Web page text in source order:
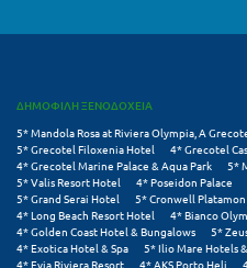
Μαραθώνας Αττικής
Μεσολόγγι
Μεσσηνία
Μετέωρα
ΔΗΜΟΦΙΛΗ ΞΕΝΟΔΟΧΕΙΑ
5* Mandola Rosa at Riviera Olympia, A
5* Grecotel Filoxenia Hotel
4* Grecotel
4* Grecotel Marine Palace & Aqua Park
5*
5* Valis Resort Hotel
4* Poseidon Palace
5* Grand Serai Hotel
5* Cronwell
4* Long Beach Resort Hotel
4* Bianco
4* Golden Coast Hotel & Bungalows
5*
4* Exotica Hotel & Spa
5* Ilio Mare Hotels
4* Evia Riviera Resort
4* AKS Porto Heli